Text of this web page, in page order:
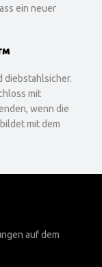
ein neuer
diebstahlsicher.
mit
wenn die
mit dem
auf dem